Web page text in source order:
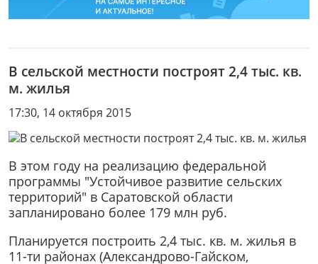
В сельской местности построят 2,4 тыс. кв.
м. жилья
17:30, 14 октября 2015
В этом году на реализацию федеральной
программы "Устойчивое развитие сельских
территорий" в Саратовской области
запланировано более 179 млн руб.
Планируется построить 2,4 тыс. кв. м. жилья в
11-ти районах (Александрово-Гайском,